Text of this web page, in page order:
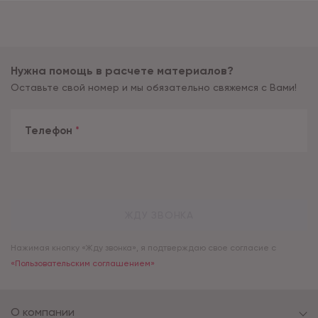
Нужна помощь в расчете материалов?
Оставьте свой номер и мы обязательно свяжемся с Вами!
Телефон *
Нажимая кнопку «Жду звонка», я подтверждаю свое согласие с
«Пользовательским соглашением»
О компании